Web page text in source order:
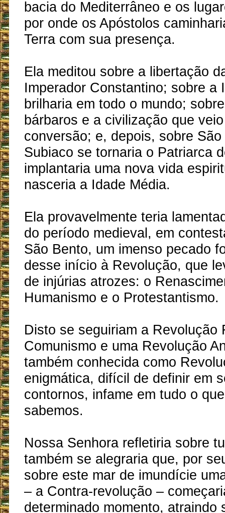
bacia do Mediterrâneo e os
por onde os Apóstolos
Terra com sua presença.
Ela meditou sobre a libertação
Imperador Constantino; sobre a
brilharia em todo o mundo;
bárbaros e a civilização que
conversão; e, depois, sobre
Subiaco se tornaria o Patriarca
implantaria uma nova vida
nasceria a Idade Média.
Ela provavelmente teria
do período medieval, em
São Bento, um imenso pecado
desse início à Revolução, que
de injúrias atrozes: o
Humanismo e o Protestantismo.
Disto se seguiriam a Revolução
Comunismo e uma Revolução
também conhecida como
enigmática, difícil de definir em
contornos, infame em tudo o
sabemos.
Nossa Senhora refletiria sobre
também se alegraria que, por
sobre este mar de imundície
– a Contra-revolução –
determinado momento, atraindo